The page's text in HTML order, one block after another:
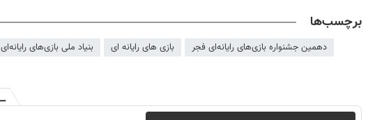
برچسب‌ها
دهمین جشنواره بازی‌های رایانه‌ای فجر بازی های رایانه ای بنیاد ملی بازی‌های رایانه‌ای